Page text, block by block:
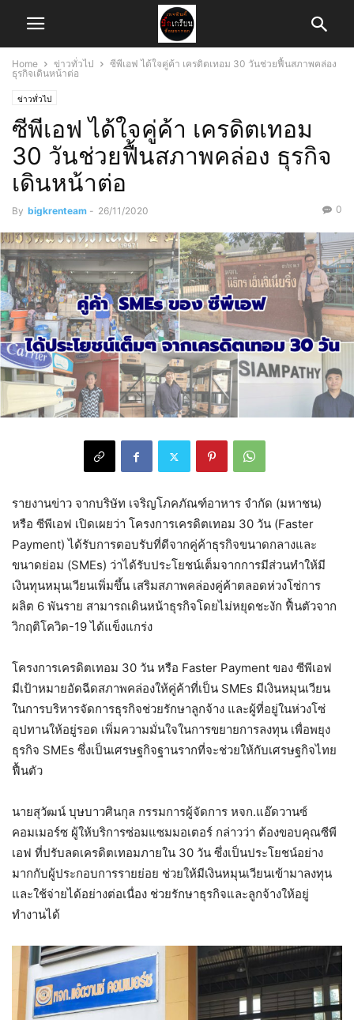
Home ข่าวทั่วไป
ซีพีเอฟ ได้ใจคู่ค้า เครดิตเทอม 30 วันช่วยฟื้นสภาพคล่อง
ธุรกิจเดินหน้าต่อ
ข่าวทั่วไป
ซีพีเอฟ ได้ใจคู่ค้า เครดิตเทอม
30 วันช่วยฟื้นสภาพคล่อง ธุรกิจ
เดินหน้าต่อ
By bigkrenteam - 26/11/2020 0
รายงานข่าว จากบริษัท เจริญโภคภัณฑ์อาหาร จำกัด (มหาชน)
หรือ ซีพีเอฟ เปิดเผยว่า โครงการเครดิตเทอม 30 วัน (Faster
Payment) ได้รับการตอบรับที่ดีจากคู่ค้าธุรกิจขนาดกลางและ
ขนาดย่อม (SMEs) ว่าได้รับประโยชน์เต็มจากการมีส่วนทำให้มี
เงินทุนหมุนเวียนเพิ่มขึ้น เสริมสภาพคล่องคู่ค้าตลอดห่วงโซ่การ
ผลิต 6 พันราย สามารถเดินหน้าธุรกิจโดยไม่หยุดชะงัก ฟื้นตัวจาก
วิกฤติโควิด-19 ได้แข็งแกร่ง
โครงการเครดิตเทอม 30 วัน หรือ Faster Payment ของ ซีพีเอฟ
มีเป้าหมายอัดฉีดสภาพคล่องให้คู่ค้าที่เป็น SMEs มีเงินหมุนเวียน
ในการบริหารจัดการธุรกิจช่วยรักษาลูกจ้าง และผู้ที่อยู่ในห่วงโซ่
อุปทานให้อยู่รอด เพิ่มความมั่นใจในการขยายการลงทุน เพื่อพยุง
ธุรกิจ SMEs ซึ่งเป็นเศรษฐกิจฐานรากที่จะช่วยให้กับเศรษฐกิจไทย
ฟื้นตัว
นายสุวัฒน์ บุษบาวศินกุล กรรมการผู้จัดการ หจก.แอ๊ดวานซ์
คอมเมอร์ซ ผู้ให้บริการซ่อมแซมมอเตอร์ กล่าวว่า ต้องขอบคุณซีพี
เอฟ ที่ปรับลดเครดิตเทอมภายใน 30 วัน ซึ่งเป็นประโยชน์อย่าง
มากกับผู้ประกอบการรายย่อย ช่วยให้มีเงินหมุนเวียนเข้ามาลงทุน
และใช้จ่ายได้อย่างต่อเนื่อง ช่วยรักษาธุรกิจและลูกจ้างให้อยู่
ทำงานได้